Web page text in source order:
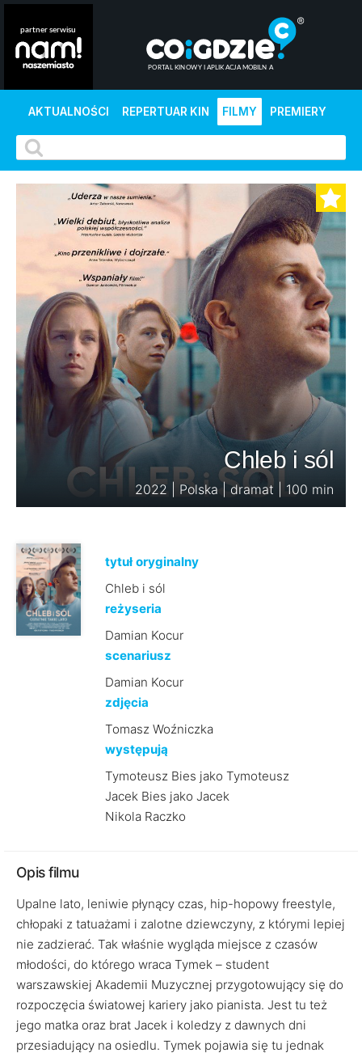
AKTUALNOŚCI REPERTUAR KIN FILMY PREMIERY
Chleb i sól
2022 | Polska | dramat | 100 min
tytuł oryginalny
Chleb i sól
reżyseria
Damian Kocur
scenariusz
Damian Kocur
zdjęcia
Tomasz Woźniczka
występują
Tymoteusz Bies jako Tymoteusz
Jacek Bies jako Jacek
Nikola Raczko
Opis filmu
Upalne lato, leniwie płynący czas, hip-hopowy freestyle,
chłopaki z tatuażami i zalotne dziewczyny, z którymi lepiej
nie zadzierać. Tak właśnie wygląda miejsce z czasów
młodości, do którego wraca Tymek – student
warszawskiej Akademii Muzycznej przygotowujący się do
rozpoczęcia światowej kariery jako pianista. Jest tu też
jego matka oraz brat Jacek i koledzy z dawnych dni
przesiadujący na osiedlu. Tymek pojawia się tu jednak